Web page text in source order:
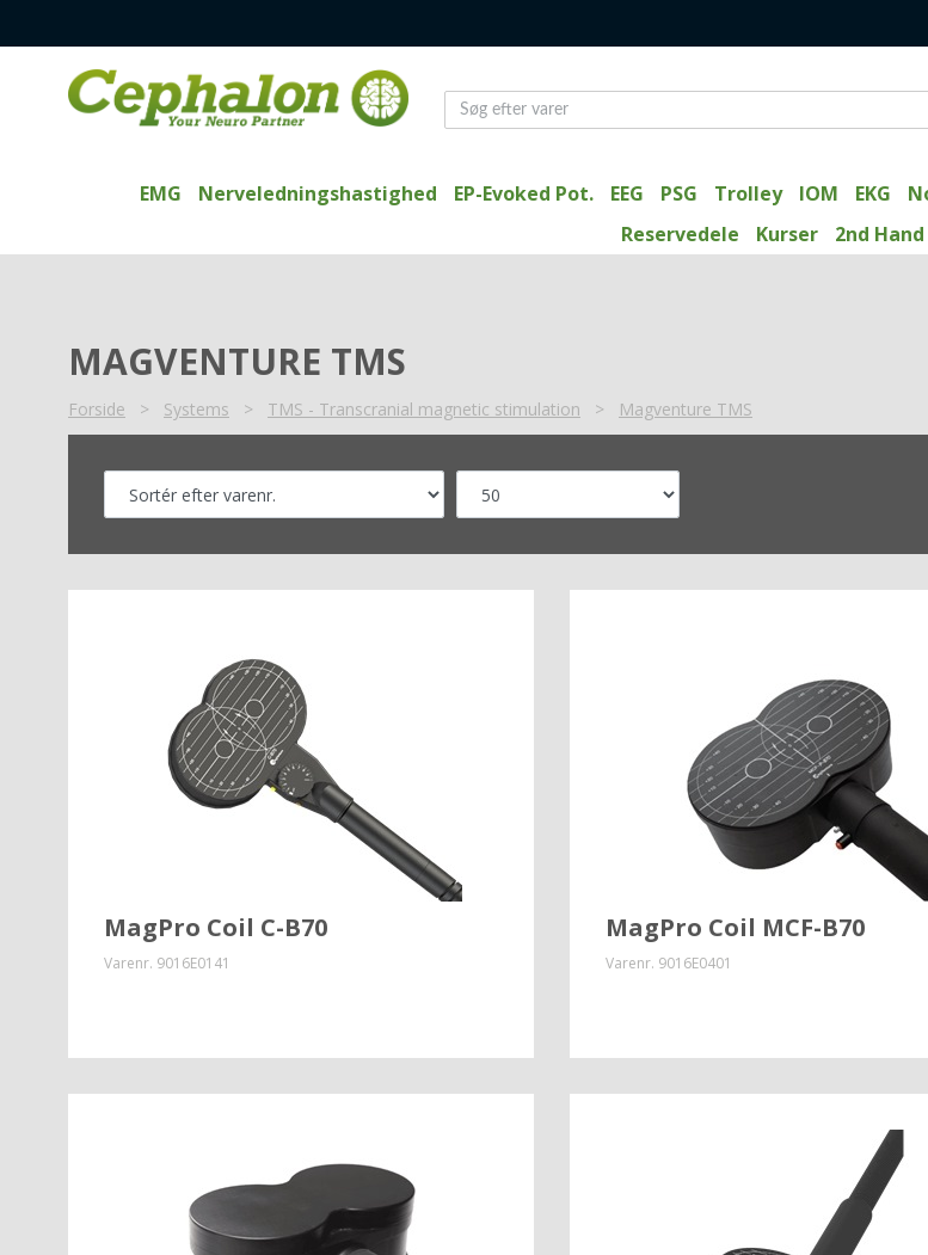
EMG Nerveledningshastighed EP-Evoked Pot. EEG PSG Trolley IOM EKG
Reservedele
Kurser 2nd
MAGVENTURE TMS
Forside > Systems > TMS - Transcranial magnetic stimulation > Magventure TMS
MagPro Coil C-B70
Varenr. 9016E0141
MagPro Coil MCF-B70
Varenr. 9016E0401